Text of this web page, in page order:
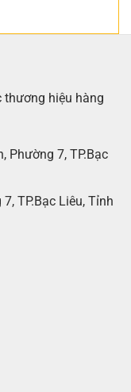
thương hiệu hàng
Phường 7, TP.Bạc
TP.Bạc Liêu, Tỉnh